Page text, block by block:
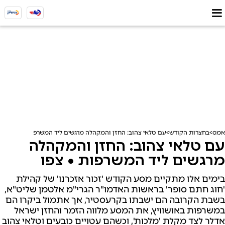
אמס בחצרות הקודש עם טלאי צהוב: החזן והמקהלה מרגשים ליד המשרפות • צפו
עם טלאי צהוב: החזן והמקהלה
מרגשים ליד המשרפות • צפו
בימים אלו מתקיים מסע הקודש 'זכור אזכרנו' של קהילת
'חוג חתם סופר' בראשות האדמו"ר הגרי"מ אלטמן שליט"א,
בשבת הקרובה הם ישבתו בקרעסטיר, אך אתמול ביקרו הם
במשרפות באושוויץ, את המסע מלווה הזמר והחזן ישראל
אדלר לצד מקלת 'מלכות', וכשהם עטויים כובעים וטלאי צהוב